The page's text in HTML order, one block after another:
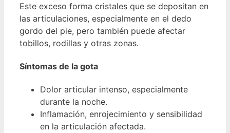
Este exceso forma cristales que se depositan en
las articulaciones, especialmente en el dedo
gordo del pie, pero también puede afectar
tobillos, rodillas y otras zonas.
Síntomas de la gota
Dolor articular intenso, especialmente
durante la noche.
Inflamación, enrojecimiento y sensibilidad
en la articulación afectada.